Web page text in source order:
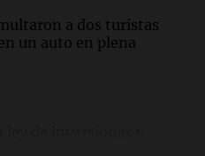
a dos turistas
un auto en plena